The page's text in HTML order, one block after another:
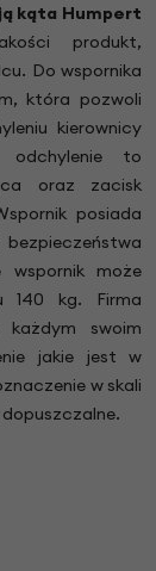
kąta Humpert
produkt,
Do wspornika
która pozwoli
kierownicy
odchylenie to
oraz zacisk
posiada
może
140 kg. Firma
swoim
jakie jest w
w skali